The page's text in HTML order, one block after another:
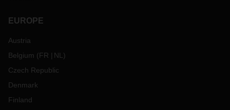
EUROPE
Austria
Belgium (FR NL )
Czech Republic
Denmark
Finland